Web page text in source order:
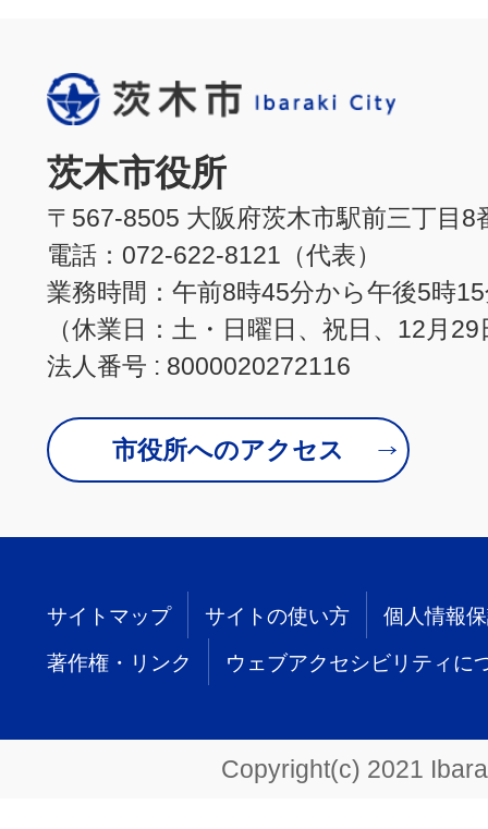
茨木市役所
〒567-8505 大阪府茨木市駅前三丁目8
電話：072-622-8121（代表）
業務時間：午前8時45分から午後5時
（休業日：土・日曜日、祝日、12月
法人番号 : 8000020272116
市役所へのアクセス
サイトマップ サイトの使い方 個人情報
著作権・リンク ウェブアクセシビリティに
Copyright(c) 2021